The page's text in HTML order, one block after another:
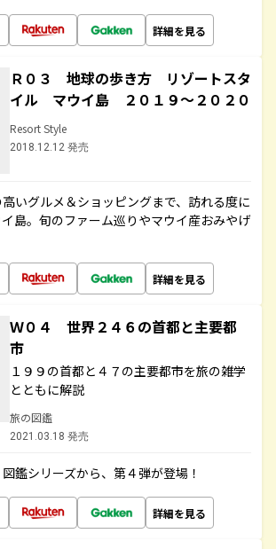
詳細を見る
Ｒ０３ 地球の歩き方 リゾートスタ
イル マウイ島 ２０１９～２０２０
Resort Style
2018.12.12 発売
いグルメ＆ショッピングまで、訪れる度に
島。旬のファーム巡りやマウイ産おみやげ
詳細を見る
Ｗ０４ 世界２４６の首都と主要都
市
１９９の首都と４７の主要都市を旅の雑学
とともに解説
旅の図鑑
2021.03.18 発売
図鑑シリーズから、第４弾が登場！
詳細を見る